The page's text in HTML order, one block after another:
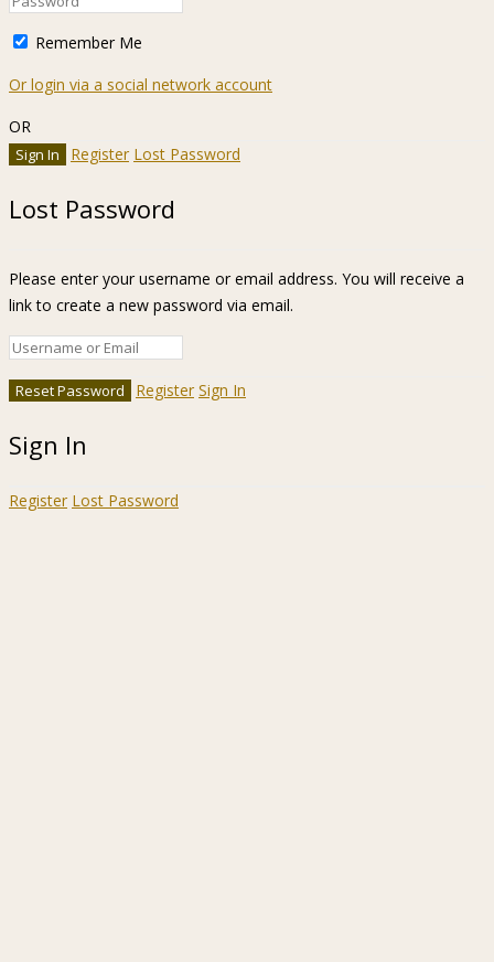
Remember Me
Or login via a social network account
OR
Register Lost Password
Lost Password
Please enter your username or email address. You will receive a
link to create a new password via email.
Register Sign In
Sign In
Register Lost Password